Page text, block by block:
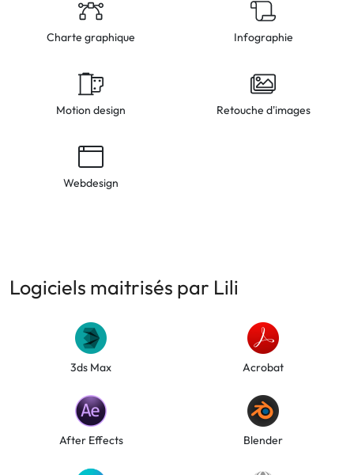
Charte graphique Infographie
Motion design Retouche d'images
Webdesign
Logiciels maitrisés par Lili
3ds Max Acrobat
After Effects Blender